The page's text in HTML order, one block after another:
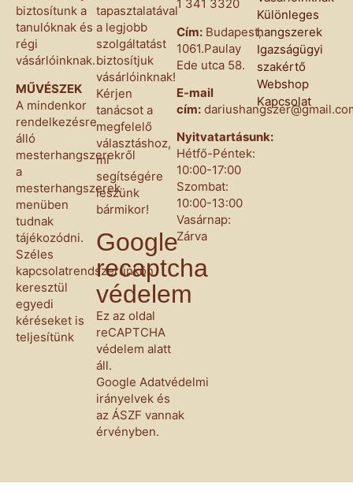
biztosítunk a
tanulóknak és
régi
vásárlóinknak.
MŰVÉSZEK
A mindenkor
rendelkezésre
álló
mesterhangszerekről
a
mesterhangszerek
menüben
tudnak
tájékozódni.
Széles
kapcsolatrendszerünkön
keresztül
egyedi
kéréseket is
teljesítünk
tapasztalatával
a legjobb
szolgáltatást
biztosítjuk
vásárlóinknak!
Kérjen
tanácsot a
megfelelő
választáshoz,
mi
segítségére
leszünk
bármikor!
Google
recaptcha
védelem
Ez az oldal
reCAPTCHA
védelem alatt
áll.
Google Adatvédelmi
irányelvek és
az ÁSZF vannak
érvényben.
1 341 3320
Cím: Budapest,
1061.Paulay
Ede utca 58.
E-mail
cím:
Nyitvatartásunk:
Hétfő-Péntek:
10:00-17:00
Szombat:
10:00-13:00
Vasárnap:
Zárva
Különleges
hangszerek
Igazságügyi
szakértő
Webshop
Kapcsolat